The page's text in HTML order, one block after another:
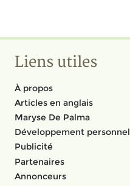
Liens utiles
À propos
Articles en anglais
Maryse De Palma
Développement personnel
Publicité
Partenaires
Annonceurs